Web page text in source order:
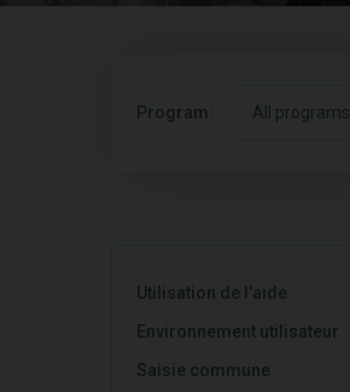
Program: All programs
Utilisation de l'aide
Environnement utilisateur
Saisie commune